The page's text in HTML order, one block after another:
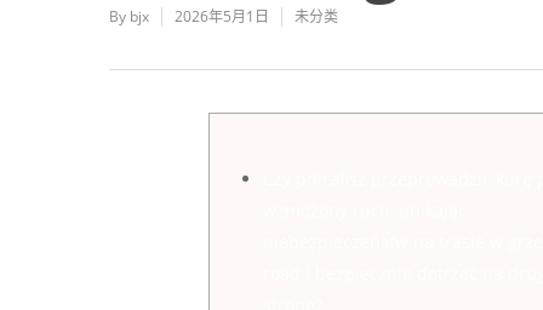
By bjx 2026年5月1日 未分类